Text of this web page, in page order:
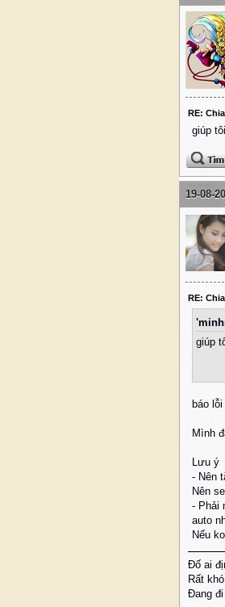
RE:
giúp
19-08-
RE:
giúp
báo
Mình
Lưu ý
- Nên
Nên
- Phải
auto
Nếu
Đố ai
Rất
Đang